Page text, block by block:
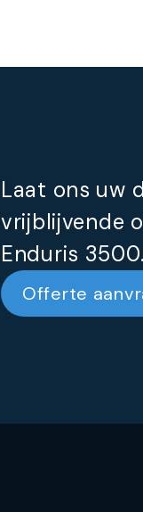
Laat ons uw
vrijblijvende
Enduris 3500.
Offerte